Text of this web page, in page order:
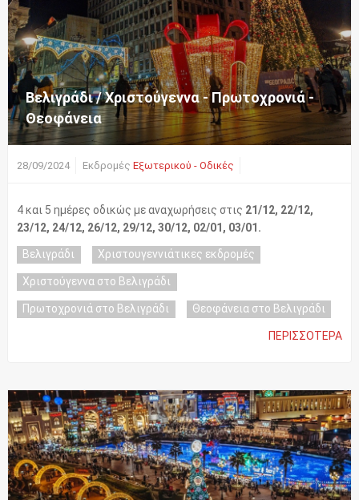
Βελιγράδι / Χριστούγεννα - Πρωτοχρονιά -
Θεοφάνεια
28/09/2024 Εκδρομές Εξωτερικού - Οδικές
4 και 5 ημέρες οδικώς με αναχωρήσεις στις 21/12, 22/12,
23/12, 24/12, 26/12, 29/12, 30/12, 02/01, 03/01.
Βελιγράδι Χριστουγεννιάτικες εκδρομές
Χριστούγεννα στο Βελιγράδι
Πρωτοχρονιά στο Βελιγράδι Θεοφάνεια στο Βελιγράδι
ΠΕΡΙΣΣΌΤΕΡΑ